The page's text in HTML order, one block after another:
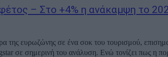
– Στο +4% η ανάκαμψη το
της ευρωζώνης σε ένα σοκ του τουρισμού,
σε σημερινή του ανάλυση. Ενώ τονίζει πως η